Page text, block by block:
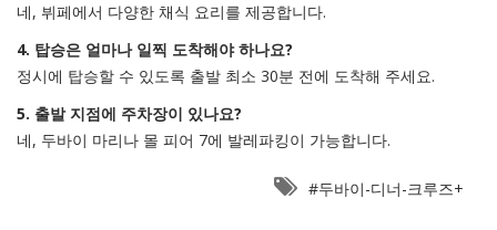
네, 뷔페에서 다양한 채식 요리를 제공합니다.
4. 탑승은 얼마나 일찍 도착해야 하나요?
정시에 탑승할 수 있도록 출발 최소 30분 전에 도착해 주세요.
5. 출발 지점에 주차장이 있나요?
네, 두바이 마리나 몰 피어 7에 발레파킹이 가능합니다.
#두바이-디너-크루즈+